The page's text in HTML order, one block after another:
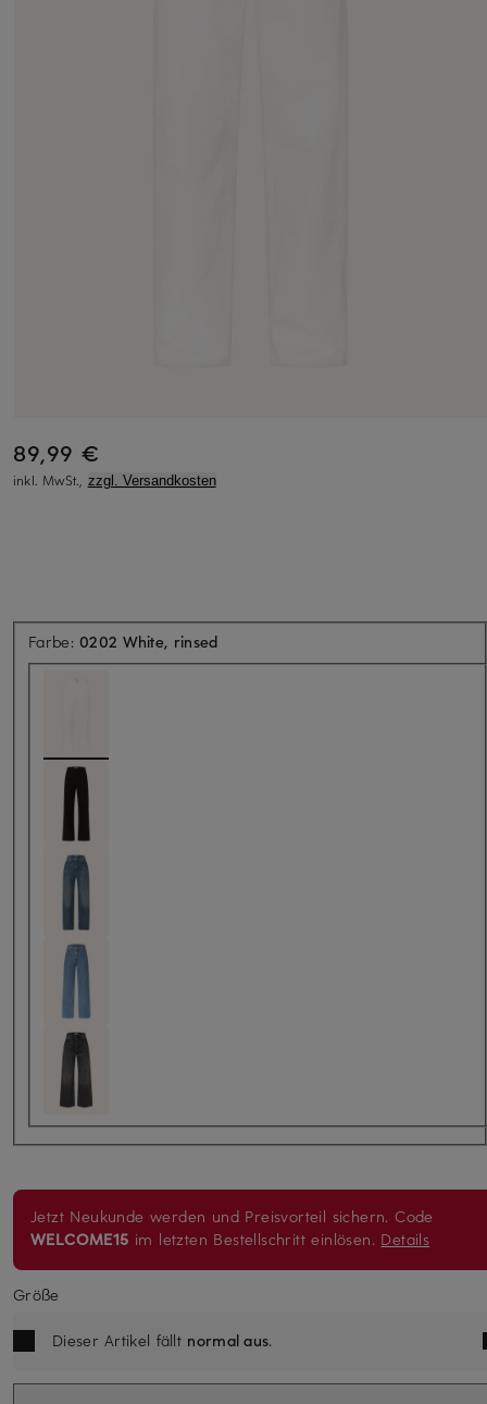
89,99 €
inkl. MwSt., zzgl. Versandkosten
Farbe:0202 White, rinsed
Jetzt Neukunde werden und Preisvorteil sichern. Code
WELCOME15 im letzten Bestellschritt einlösen. Details
Größe
Dieser Artikel fällt normal aus.